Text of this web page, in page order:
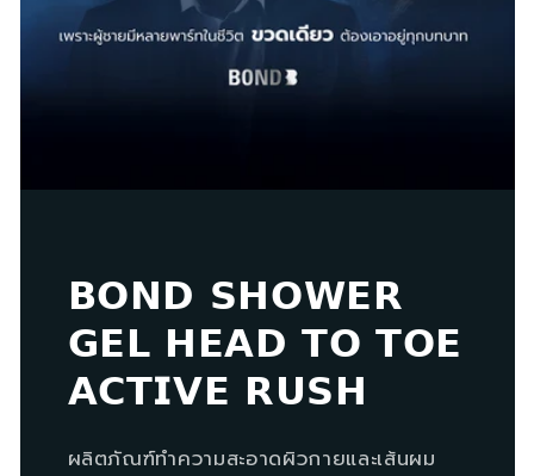
𝗕𝗢𝗡𝗗 𝗦𝗛𝗢𝗪𝗘𝗥
𝗚𝗘𝗟 ​𝗛𝗘𝗔𝗗 𝗧𝗢 𝗧𝗢𝗘
​𝗔𝗖𝗧𝗜𝗩𝗘 𝗥𝗨𝗦𝗛
ผลิตภัณฑ์ทำความสะอาดผิวกายและเส้นผม ​